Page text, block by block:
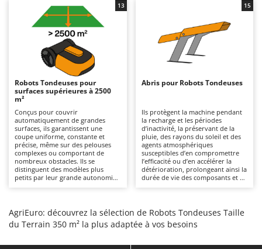
Cisailles à gazon à batterie
Cisailles taille-haies manuelles
Climatiseurs
Compresseurs d'air électriques
Compresseurs pour la récolte des olives et la taille
Coupe-branches
Couveuses à œufs
Cultivateurs Tiller à ressorts - Extirpateurs
D
Découpeurs plasma
Batavia
Benassi
Beper
Berkel
Bernardi
Besser Vacuum
Bestway
Beta tools
Bissell
BlackStone
Blue Bird
Bomet
esthétique parfaite. Il est
recommandé de vérifier
périodiquement l’état des lames et
de les remplacer si nécessaire,
puis de les stocker à l’abri de
l’humidité et des intempéries
pendant l’hiver, tout en
maintenant la batterie chargée.
nécessitent une recharge régulière
et doivent être stockés dans des
environnements secs et à l’abri
des intempéries pendant l’hiver.
Robots Tondeuses pour
surfaces supérieures à 2500
m²
Conçus pour couvrir
automatiquement de grandes
surfaces, ils garantissent une
coupe uniforme, constante et
précise, même sur des pelouses
complexes ou comportant de
nombreux obstacles. Ils se
distinguent des modèles plus
petits par leur grande autonomie
temps consacré à l’entretien de la
pelouse. Pour l’entretien, il est
nécessaire de vérifier
de les remplacer lorsqu’elles sont
13
Abris pour Robots Tondeuses
Ils protègent la machine pendant
la recharge et les périodes
d’inactivité, la préservant de la
pluie, des rayons du soleil et des
agents atmosphériques
susceptibles d’en compromettre
l’efficacité ou d’en accélérer la
détérioration, prolongeant ainsi la
durée de vie des composants et de
dégagée des feuilles ou débris,
tout en la plaçant dans des zones
facilement accessibles par le robot
15
AgriEuro: découvrez la sélection de Robots Tondeuses Taille
du Terrain 350 m² la plus adaptée à vos besoins